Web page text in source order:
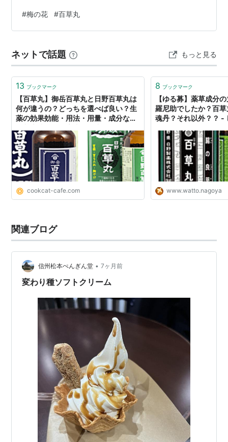
がある。調べたらいくつか原因が上がっていました。思
い当たることがあり、それほどシリアスではない。でも
に集中していると忘れてしまう程度なのですが。何かな
いかと薬箱を物色したら、小瓶の「百草丸」が出てき
て、結構古かったのが気になったけれど飲んでしまっ…
#梅の花 #百草丸
ネットで話題 もっと見る
13 ブックマーク
【百草丸】御岳百草丸と日野百草丸は
何が違うの？どっちを選べば良い？生
薬の効果効能・用法・用量・成分など
れば選び方が分かるかも⁉［参考］
cookcat-cafe.com
8 ブックマーク
【ゆる募】薬草成分
羅尼助でしたか？百
魂丹？それ以外？？ -
www.watto.nagoya
関連ブログ
信州松本ぺんぎん堂 • 7ヶ月前
変わり種ソフトクリーム